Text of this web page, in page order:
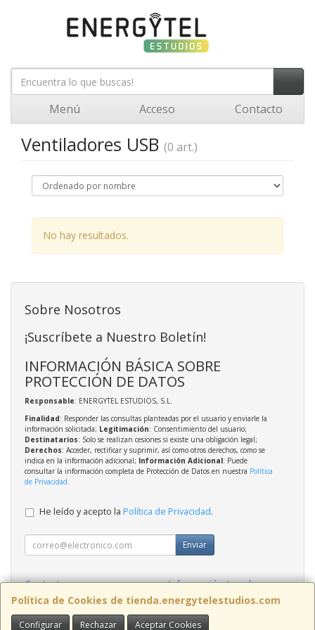
Menú Acceso Contacto
Ventiladores USB (0 art.)
No hay resultados.
Política de Cookies de tienda.energytelestudios.com
Configurar Rechazar Aceptar Cookies
Sobre Nosotros
¡Suscríbete a Nuestro Boletín!
INFORMACIÓN BÁSICA SOBRE
PROTECCIÓN DE DATOS
Responsable: ENERGYTEL ESTUDIOS, S.L.
Finalidad: Responder las consultas planteadas por el usuario y enviarle la
información solicitada; Legitimación: Consentimiento del usuario;
Destinatarios: Solo se realizan cesiones si existe una obligación legal;
Derechos: Acceder, rectificar y suprimir, así como otros derechos, como se
indica en la información adicional; Información Adicional: Puede
consultar la información completa de Protección de Datos en nuestra Política
de Privacidad.
He leído y acepto la Política de Privacidad.
Enviar
Contacto
Información Legal
Política Privacidad
Política de Cookies